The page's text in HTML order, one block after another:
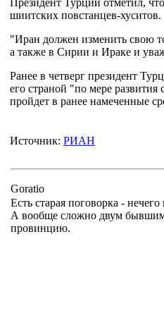
Президент Турции отметил,
шиитских повстанцев-хуситов.
"Иран должен изменить свою
а также в Сирии и Ираке и
Ранее в четверг президент
его страной "по мере развития
пройдет в ранее намеченные
Источник: РИАН
Goratio
Есть старая поговорка -
А вообще сложно двум бывшим
провинцию.